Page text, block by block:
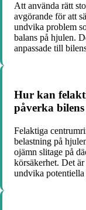
Att använda rätt
avgörande för att
undvika problem
balans på hjulen.
anpassade till
Hur kan
påverka
Felaktiga
belastning på
ojämn slitage på
körsäkerhet. Det
undvika potentiella